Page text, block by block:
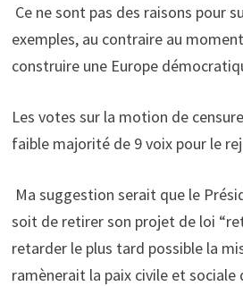
Ce ne sont pas des raisons pour
exemples, au contraire au
construire une Europe
Les votes sur la motion de
faible majorité de 9 voix pour le
Ma suggestion serait que le
soit de retirer son projet de loi
retarder le plus tard possible la
ramènerait la paix civile et sociale